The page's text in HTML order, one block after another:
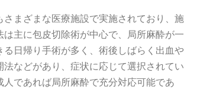
まざまな医療施設で実施されており、施
主に包皮切除術が中心で、局所麻酔が一
日帰り手術が多く、術後しばらく出血や
などがあり、症状に応じて選択されてい
であれば局所麻酔で充分対応可能であ